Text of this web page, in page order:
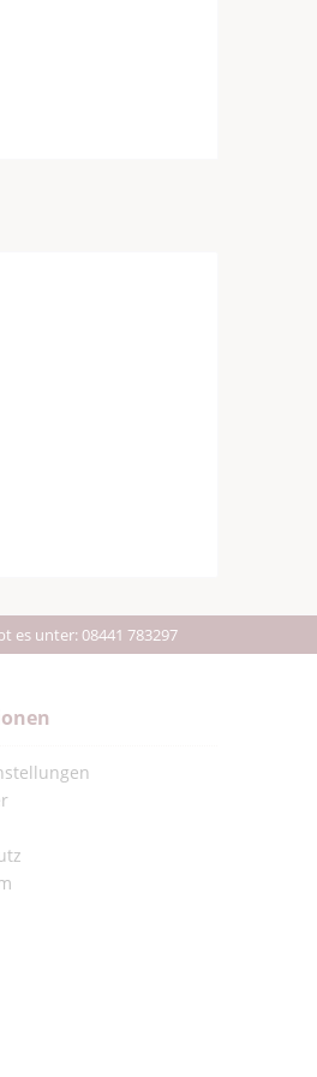
es unter: 08441 783297